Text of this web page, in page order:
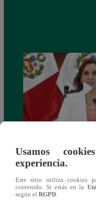
salario presidencial se
Usamos
experiencia.
Este sitio utiliza cookies
contenido. Si estás en la
según el RGPD